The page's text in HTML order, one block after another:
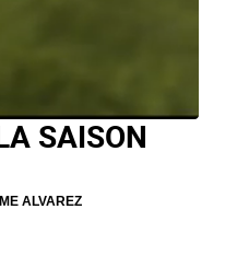
SAISON
ALVAREZ